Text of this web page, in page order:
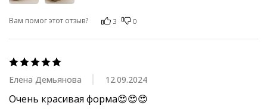
Вам помог этот отзыв? 3 0
Елена Демьянова 12.09.2024
Очень красивая форма😍😍😍